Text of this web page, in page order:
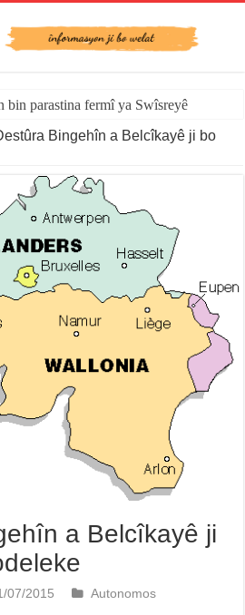
bin parastina fermî ya Swîsreyê
Katalonyayê dîsa di rojevê de ye
Bingehîn a Belcîkayê ji bo
a Belcîkayê ji
07/2015
Autonomos